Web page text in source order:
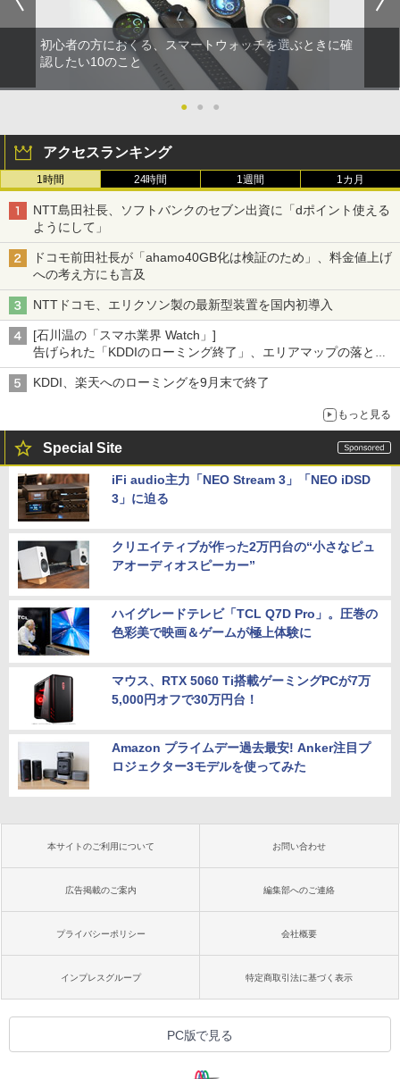
初心者の方におくる、スマートウォッチを選ぶときに確
認したい10のこと
● ● ●
アクセスランキング
1時間 24時間 1週間 1カ月
NTT島田社長、ソフトバンクのセブン出資に「dポイント使える
ようにして」
ドコモ前田社長が「ahamo40GB化は検証のため」、料金値上げ
への考え方にも言及
NTTドコモ、エリクソン製の最新型装置を国内初導入
[石川温の「スマホ業界 Watch」]
告げられた「KDDIのローミング終了」、エリアマップの落とし
穴と楽天モバイルの課題
KDDI、楽天へのローミングを9月末で終了
もっと見る
Special Site
iFi audio主力「NEO Stream 3」「NEO iDSD
3」に迫る
クリエイティブが作った2万円台の“小さなピュ
アオーディオスピーカー”
ハイグレードテレビ「TCL Q7D Pro」。圧巻の
色彩美で映画＆ゲームが極上体験に
マウス、RTX 5060 Ti搭載ゲーミングPCが7万
5,000円オフで30万円台！
Amazon プライムデー過去最安! Anker注目プ
ロジェクター3モデルを使ってみた
本サイトのご利用について お問い合わせ
広告掲載のご案内 編集部へのご連絡
プライバシーポリシー 会社概要
インプレスグループ 特定商取引法に基づく表示
PC版で見る